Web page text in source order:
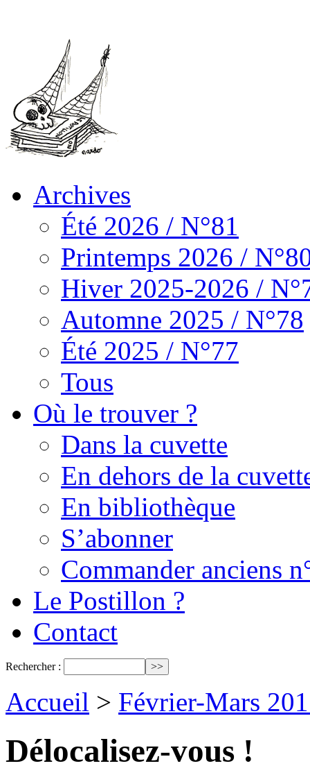
Archives
Été 2026 / N°81
Printemps 2026 /
Hiver 2025-2026 /
Automne 2025 / N°78
Été 2025 / N°77
Tous
Où le trouver ?
Dans la cuvette
En dehors de la
En bibliothèque
S’abonner
Commander anciens
Le Postillon ?
Contact
Rechercher :
Accueil > Février-Mars
Délocalisez-vous !